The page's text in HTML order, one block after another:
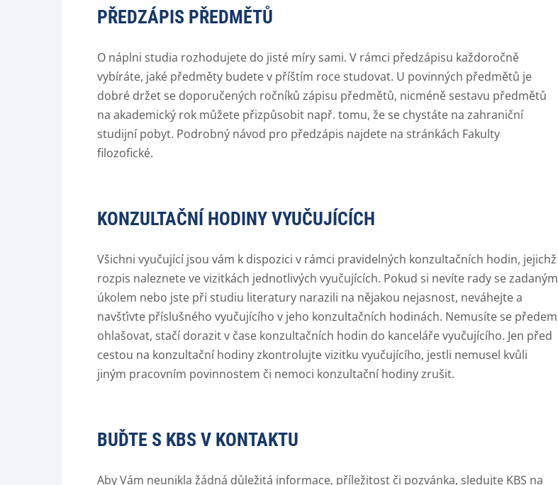
PŘEDZÁPIS PŘEDMĚTŮ
O náplni studia rozhodujete do jisté míry sami. V rámci předzápisu každoročně
vybíráte, jaké předměty budete v příštím roce studovat. U povinných předmětů je
dobré držet se doporučených ročníků zápisu předmětů, nicméně sestavu předmětů
na akademický rok můžete přizpůsobit např. tomu, že se chystáte na zahraniční
studijní pobyt. Podrobný návod pro předzápis najdete na stránkách Fakulty
filozofické.
KONZULTAČNÍ HODINY VYUČUJÍCÍCH
Všichni vyučující jsou vám k dispozici v rámci pravidelných konzultačních hodin, jejichž
rozpis naleznete ve vizitkách jednotlivých vyučujících. Pokud si nevíte rady se zadaným
úkolem nebo jste při studiu literatury narazili na nějakou nejasnost, neváhejte a
navšťivte příslušného vyučujícího v jeho konzultačních hodinách. Nemusíte se předem
ohlašovat, stačí dorazit v čase konzultačních hodin do kanceláře vyučujícího. Jen před
cestou na konzultační hodiny zkontrolujte vizitku vyučujícího, jestli nemusel kvůli
jiným pracovním povinnostem či nemoci konzultační hodiny zrušit.
BUĎTE S KBS V KONTAKTU
Aby Vám neunikla žádná důležitá informace, příležitost či pozvánka, sledujte KBS na